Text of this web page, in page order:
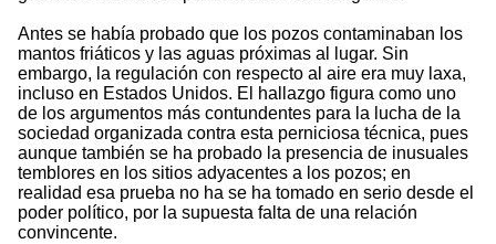
Antes se había probado que los pozos contaminaban los
mantos friáticos y las aguas próximas al lugar. Sin
embargo, la regulación con respecto al aire era muy laxa,
incluso en Estados Unidos. El hallazgo figura como uno
de los argumentos más contundentes para la lucha de la
sociedad organizada contra esta perniciosa técnica, pues
aunque también se ha probado la presencia de inusuales
temblores en los sitios adyacentes a los pozos; en
realidad esa prueba no ha se ha tomado en serio desde el
poder político, por la supuesta falta de una relación
convincente.